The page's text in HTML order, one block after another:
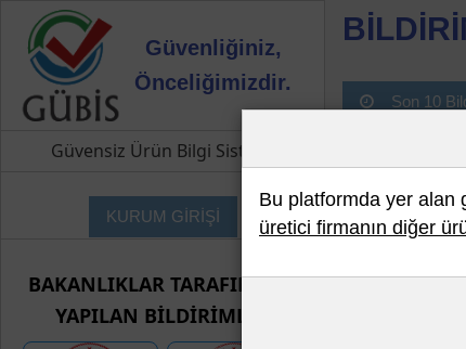
Güvenliğiniz,
Önceliğimizdir.
Güvensiz Ürün Bilgi Sistemi
KURUM GİRİŞİ
BAKANLIKLAR TARAFINDAN
YAPILAN BİLDİRİMLER
Son 10
Bu platformda yer alan
üretici firmanın diğer